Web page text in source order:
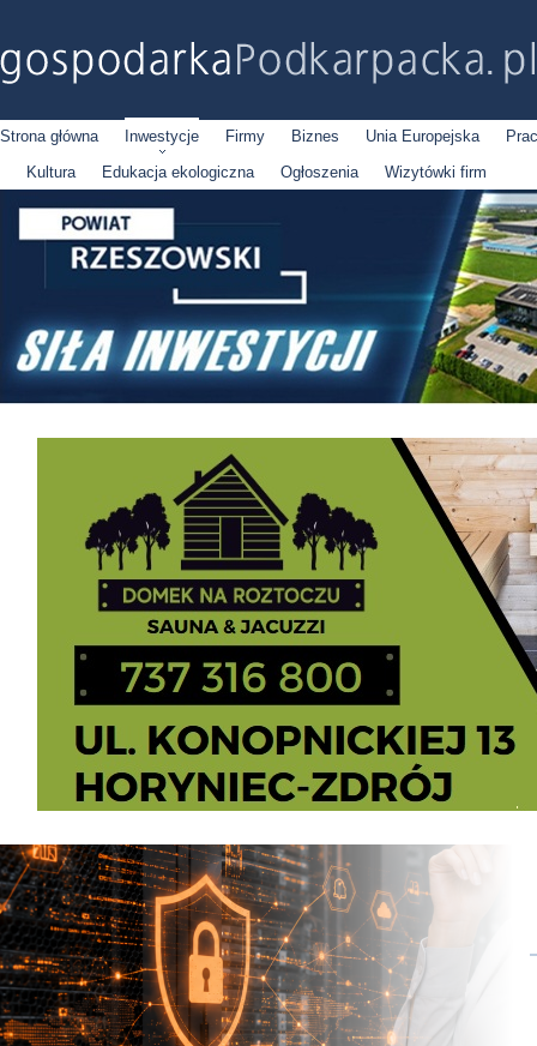
Strona główna Inwestycje Firmy Biznes Unia Europejska
Kultura
Edukacja ekologiczna Ogłoszenia Wizytówki firm